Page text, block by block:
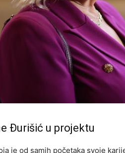
Đurišić u projektu
je od samih početaka svoje